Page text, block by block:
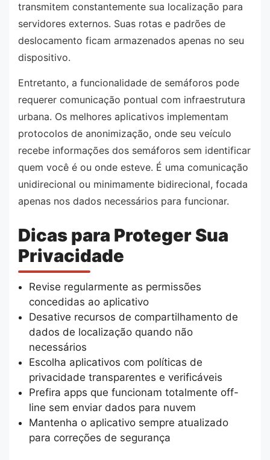
transmitem constantemente sua localização para
servidores externos. Suas rotas e padrões de
deslocamento ficam armazenados apenas no seu
dispositivo.
Entretanto, a funcionalidade de semáforos pode
requerer comunicação pontual com infraestrutura
urbana. Os melhores aplicativos implementam
protocolos de anonimização, onde seu veículo
recebe informações dos semáforos sem identificar
quem você é ou onde esteve. É uma comunicação
unidirecional ou minimamente bidirecional, focada
apenas nos dados necessários para funcionar.
Dicas para Proteger Sua
Privacidade
Revise regularmente as permissões
concedidas ao aplicativo
Desative recursos de compartilhamento de
dados de localização quando não
necessários
Escolha aplicativos com políticas de
privacidade transparentes e verificáveis
Prefira apps que funcionam totalmente off-
line sem enviar dados para nuvem
Mantenha o aplicativo sempre atualizado
para correções de segurança